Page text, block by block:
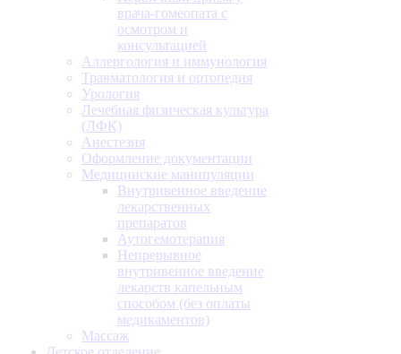
врача-гомеопата с
осмотром и
консультацией
Аллергология и иммунология
Травматология и ортопедия
Урология
Лечебная физическая культура
(ЛФК)
Анестезия
Оформление документации
Медицинские манипуляции
Внутривенное введение
лекарственных
препаратов
Аутогемотерапия
Непрерывное
внутривенное введение
лекарств капельным
способом (без оплаты
медикаментов)
Массаж